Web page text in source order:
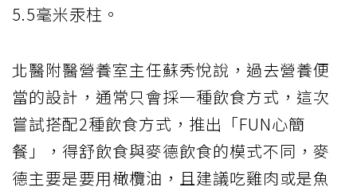
5.5毫米汞柱。
北醫附醫營養室主任蘇秀悅說，過去營養便
當的設計，通常只會採一種飲食方式，這次
嘗試搭配2種飲食方式，推出「FUN心簡
餐」，得舒飲食與麥德飲食的模式不同，麥
德主要是要用橄欖油，且建議吃雞肉或是魚